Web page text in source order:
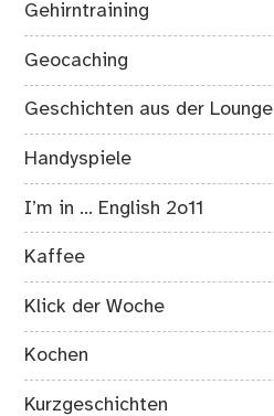
Gehirntraining
Geocaching
Geschichten aus der Lounge
Handyspiele
I’m in … English 2o11
Kaffee
Klick der Woche
Kochen
Kurzgeschichten